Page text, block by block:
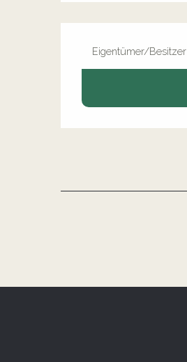
Eigentümer/Besitzer